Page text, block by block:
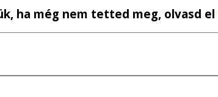
ha még nem tetted meg, olvasd el